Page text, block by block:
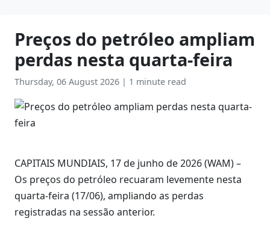
Preços do petróleo ampliam
perdas nesta quarta-feira
Thursday, 06 August 2026 | 1 minute read
CAPITAIS MUNDIAIS, 17 de junho de 2026 (WAM) –
Os preços do petróleo recuaram levemente nesta
quarta-feira (17/06), ampliando as perdas
registradas na sessão anterior.